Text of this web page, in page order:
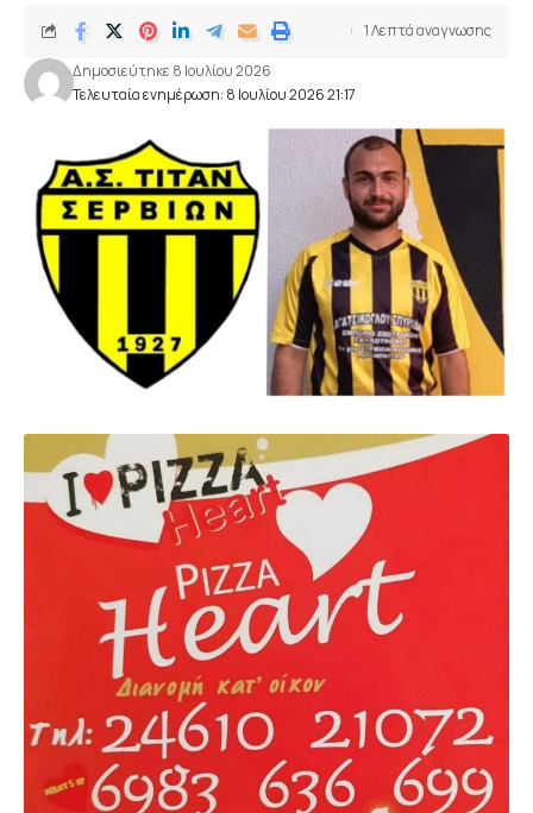
Τελευταία ενημέρωση: 8 Ιουλίου 2026 21:17
Δημοσιεύτηκε 8 Ιουλίου 2026
1 Λεπτά αναγνωσης